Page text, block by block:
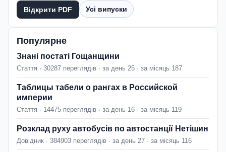
Відкрити PDF Усі випуски
Популярне
Знані постаті Гощанщини
Стаття · 30287 переглядів · за день 25 · за місяць 187
Таблицы табели о рангах в Российской
империи
Стаття · 14475 переглядів · за день 16 · за місяць 119
Розклад руху автобусів по автостанції Нетішин
Довідник · 384903 переглядів · за день 27 · за місяць 116